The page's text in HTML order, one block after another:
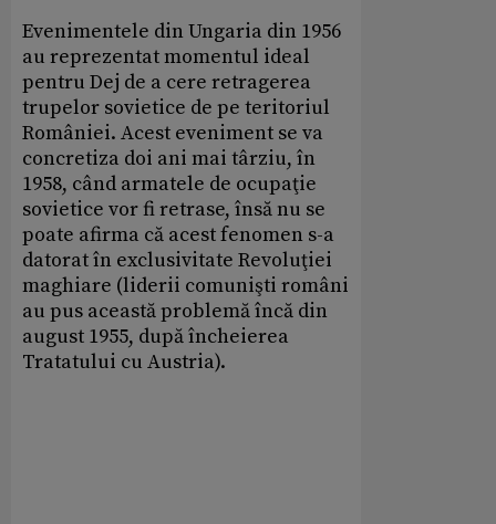
Evenimentele din Ungaria din 1956
au reprezentat momentul ideal
pentru Dej de a cere retragerea
trupelor sovietice de pe teritoriul
României. Acest eveniment se va
concretiza doi ani mai târziu, în
1958, când armatele de ocupaţie
sovietice vor fi retrase, însă nu se
poate afirma că acest fenomen s-a
datorat în exclusivitate Revoluţiei
maghiare (liderii comunişti români
au pus această problemă încă din
august 1955, după încheierea
Tratatului cu Austria).